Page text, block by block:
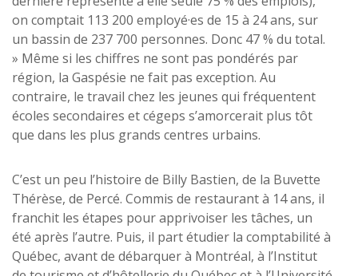
on comptait 113 200 employé·es de 15 à 24 ans, sur
un bassin de 237 700 personnes. Donc 47 % du total.
» Même si les chiffres ne sont pas pondérés par
région, la Gaspésie ne fait pas exception. Au
contraire, le travail chez les jeunes qui fréquentent
écoles secondaires et cégeps s’amorcerait plus tôt
que dans les plus grands centres urbains.
C’est un peu l’histoire de Billy Bastien, de la Buvette
Thérèse, de Percé. Commis de restaurant à 14 ans, il
franchit les étapes pour apprivoiser les tâches, un
été après l’autre. Puis, il part étudier la comptabilité à
Québec, avant de débarquer à Montréal, à l’Institut